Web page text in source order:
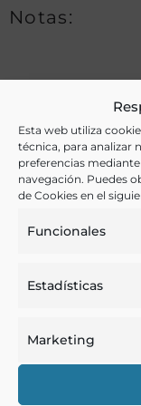
Esta web utiliza
técnica, para analizar
preferencias
navegación. Puedes
de Cookies en el
Funcionales
Estadísticas
Marketing
Notas:
Aceites,
Viticultura
Ver más libros
Burgos,Cereales